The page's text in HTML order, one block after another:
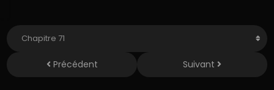
Précédent Suivant